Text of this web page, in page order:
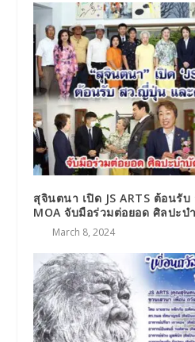
สุจินตนา เปิด JS ARTS ต้อนรั
MOA จับมือร่วมต่อยอด ศิลปะบ
March 8, 2024